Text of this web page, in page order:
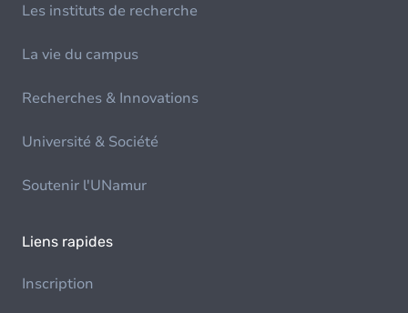
Les instituts de recherche
La vie du campus
Recherches & Innovations
Université & Société
Soutenir l'UNamur
Liens rapides
Inscription